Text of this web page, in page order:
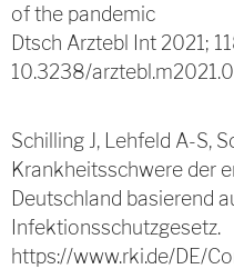
of the pandemic
Dtsch Arztebl Int 2021;
10.3238/
Schilling J, Lehfeld A-S,
Krankheitsschwere der
Deutschland basierend
Infektionsschutzgesetz.
https://www.rki.de/DE/